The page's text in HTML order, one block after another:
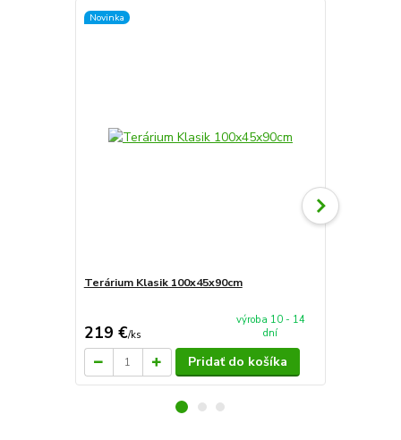
Novinka
Terárium Klasik 100x45x90cm
219 €/ks
výroba 10 - 14
dní
Pridať do košíka